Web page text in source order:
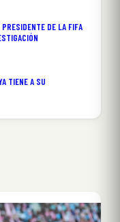
DE LA FIFA
TIENE A SU